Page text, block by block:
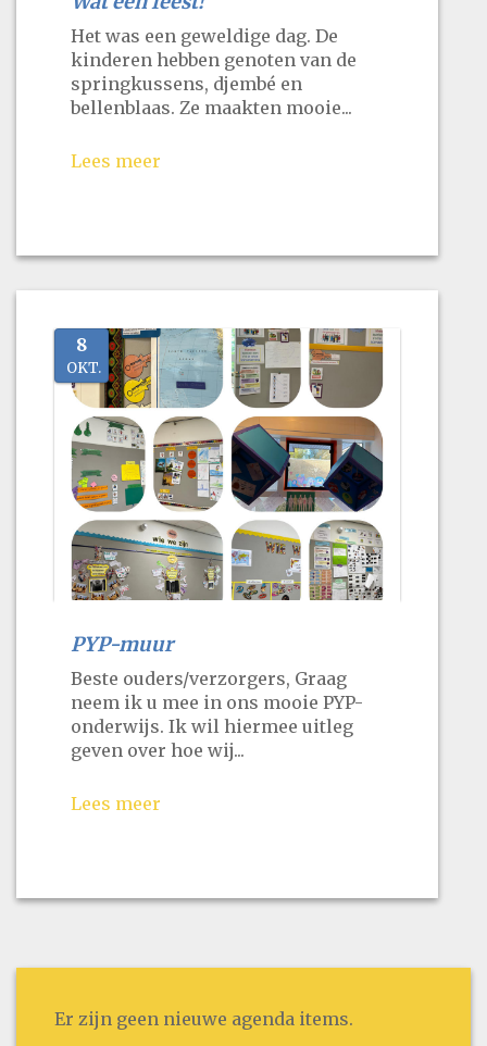
Het was een geweldige dag. De
kinderen hebben genoten van de
springkussens, djembé en
bellenblaas. Ze maakten mooie...
Lees meer
8
OKT.
PYP-muur
Beste ouders/verzorgers, Graag
neem ik u mee in ons mooie PYP-
onderwijs. Ik wil hiermee uitleg
geven over hoe wij...
Lees meer
Er zijn geen nieuwe agenda items.